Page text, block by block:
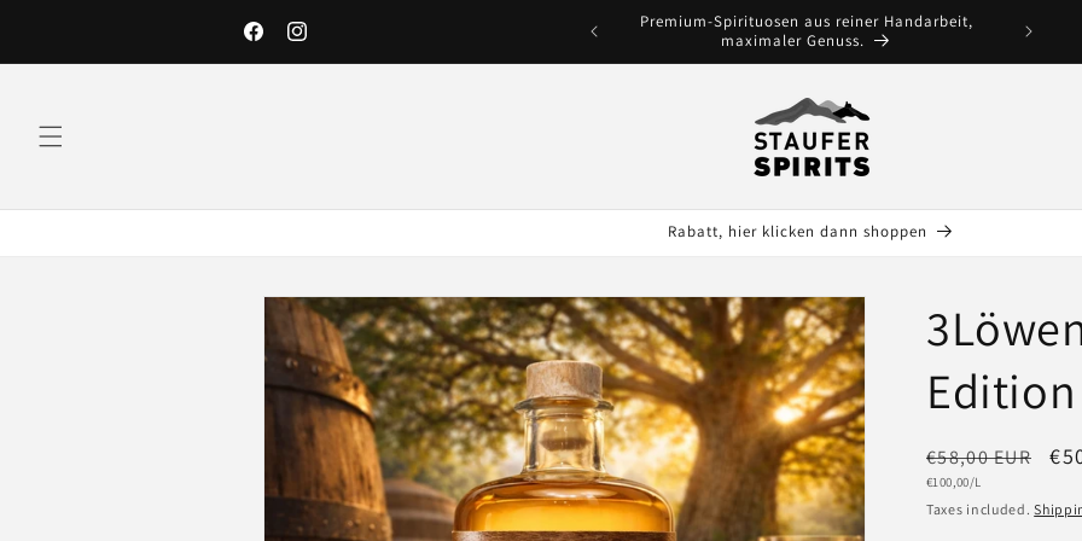
FacebookInstagram
Premium-Spirituosen aus reiner Handarbeit,
maximaler Genuss.
Rabatt, hier klicken dann shoppen
Skip to
product
information
Edition
Regular
price
€58,00 EUR
Unit
€100,00/L
Taxes included.